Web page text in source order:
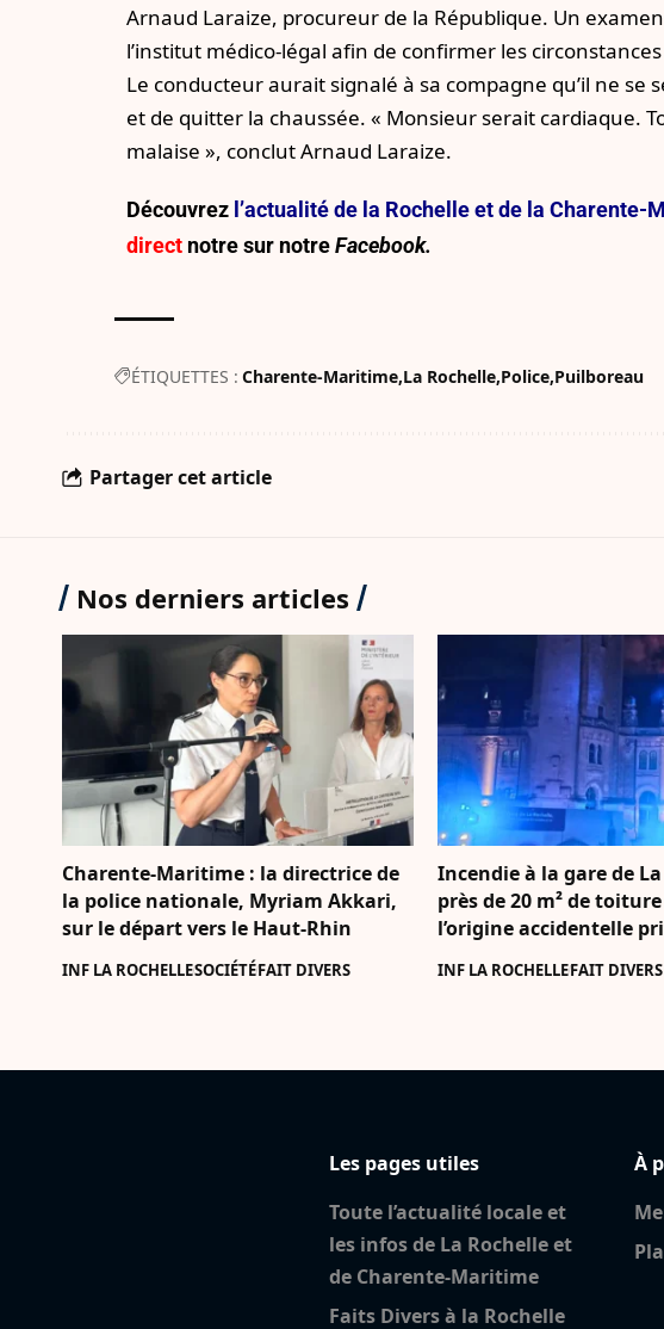
Arnaud Laraize, procureur de la République. Un
l’institut médico-légal afin de confirmer les
Le conducteur aurait signalé à sa compagne qu’il ne se
et de quitter la chaussée. « Monsieur serait cardiaque.
malaise », conclut Arnaud Laraize.
Découvrez l’actualité de la Rochelle et de la Charente-
direct notre sur notre Facebook.
ÉTIQUETTES : Charente-Maritime La Rochelle Police Puilboreau
Partager cet article
Nos derniers articles
Charente-Maritime : la directrice de
la police nationale, Myriam Akkari,
sur le départ vers le Haut-Rhin
INF LA ROCHELLESOCIÉTÉFAIT DIVERS
Incendie à la gare de
près de 20 m² de
l’origine accidentelle
INF LA ROCHELLEFAIT DIVERS
Les pages utiles
Toute l’actualité locale et
les infos de La Rochelle et
de Charente-Maritime
Faits Divers à la Rochelle
À